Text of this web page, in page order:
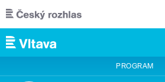
Přejít k hlavnímu obsahu
PROGRAM